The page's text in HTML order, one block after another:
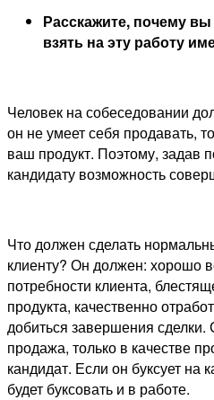
Расскажите, почему вы
взять на эту работу
Человек на собеседовании
он не умеет себя продавать,
ваш продукт. Поэтому, задав
кандидату возможность
Что должен сделать
клиенту? Он должен: хорошо
потребности клиента,
продукта, качественно
добиться завершения
продажа, только в качестве
кандидат. Если он буксует на
будет буксовать и в работе.